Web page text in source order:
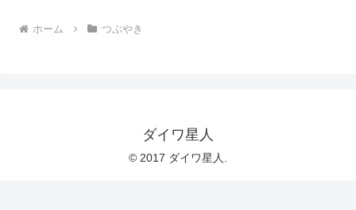
ホーム つぶやき
ダイワ星人
© 2017 ダイワ星人.